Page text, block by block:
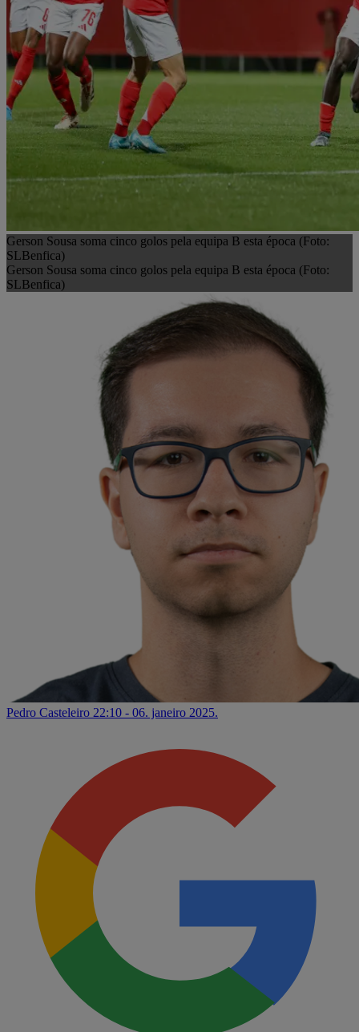
Gerson Sousa soma cinco golos pela equipa B esta época (Foto:
SLBenfica)
Gerson Sousa soma cinco golos pela equipa B esta época (Foto:
SLBenfica)
Pedro Casteleiro 22:10 - 06. janeiro 2025.